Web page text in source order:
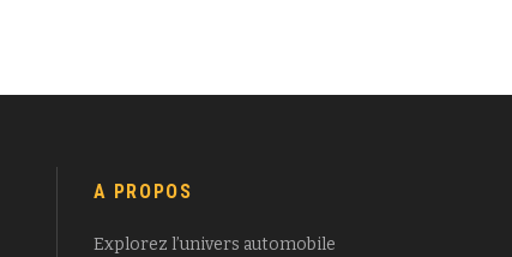
A PROPOS
Explorez l’univers automobile